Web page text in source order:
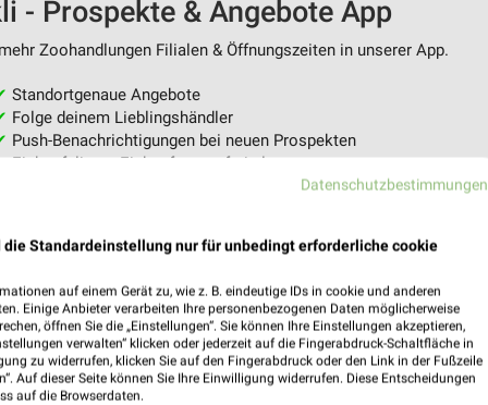
- Prospekte & Angebote App
Zoohandlungen Filialen & Öffnungszeiten in unserer App.
Standortgenaue Angebote
Folge deinem Lieblingshändler
Push-Benachrichtigungen bei neuen Prospekten
Einkaufsliste - Einkauf stressfrei planen
Datenschutzbestimmungen
Standardeinstellung nur für unbedingt erforderliche cookie
auf einem Gerät zu, wie z. B. eindeutige IDs in cookie und anderen
Einige Anbieter verarbeiten Ihre personenbezogenen Daten möglicherweise
öffnen Sie die „Einstellungen“. Sie können Ihre Einstellungen akzeptieren,
verwalten“ klicken oder jederzeit auf die Fingerabdruck-Schaltfläche in
zu widerrufen, klicken Sie auf den Fingerabdruck oder den Link in der Fußzeile
Auf dieser Seite können Sie Ihre Einwilligung widerrufen. Diese Entscheidungen
auf die Browserdaten.